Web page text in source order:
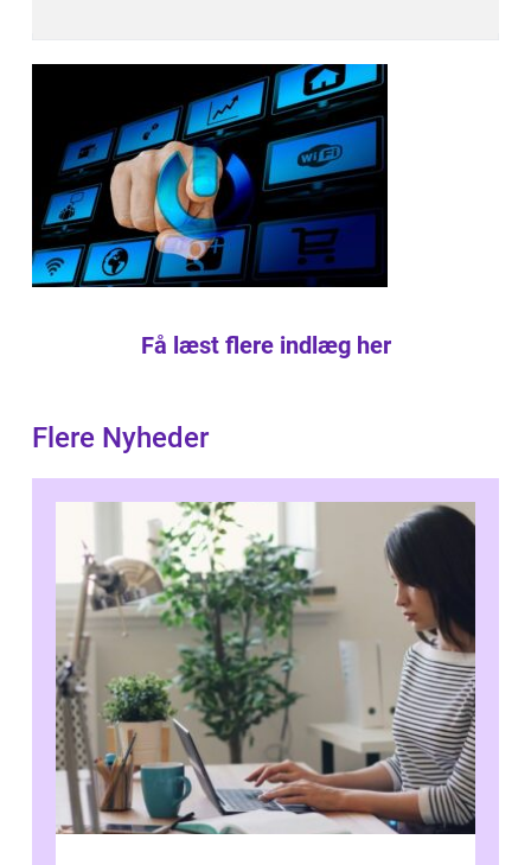
Få læst flere indlæg her
Flere Nyheder